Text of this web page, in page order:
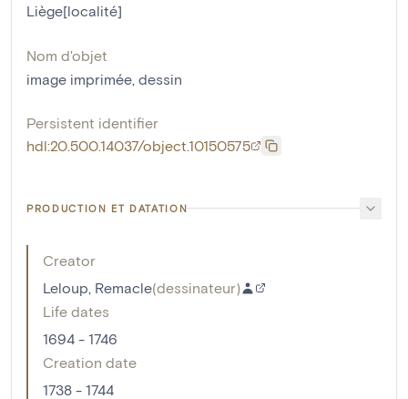
Liège[localité]
Nom d'objet
image imprimée dessin
Persistent identifier
hdl:20.500.14037/object.10150575
PRODUCTION ET DATATION
Creator
Leloup, Remacle(dessinateur)
Life dates
1694 - 1746
Creation date
1738 - 1744